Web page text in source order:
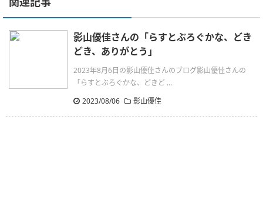
影山優佳さんの「らすとぶろぐかな、どき
どき、ありがとう」
2023年8月6日の影山優佳さんのブログ影山優佳さんの
「らすとぶろぐかな、どきど ...
2023/08/06
影山優佳